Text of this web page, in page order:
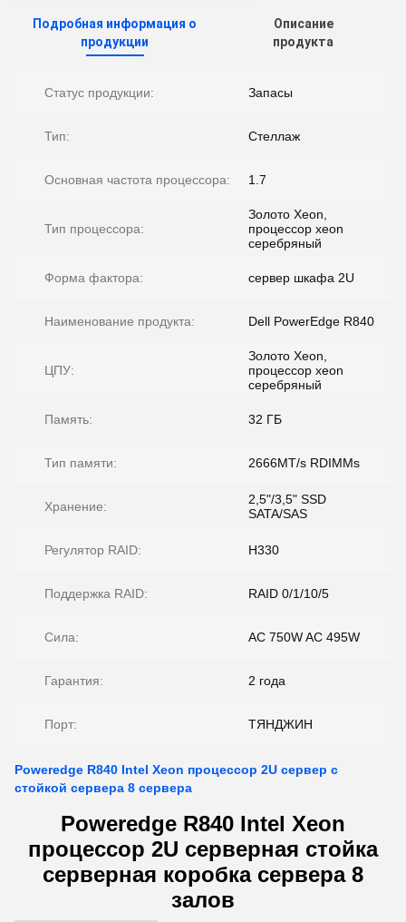
Подробная информация о
продукции
Описание
продукта
Статус продукции: Запасы
Тип: Стеллаж
Основная частота процессора: 1.7
Тип процессора:
Золото Xeon,
процессор xeon
серебряный
Форма фактора: сервер шкафа 2U
Наименование продукта: Dell PowerEdge R840
ЦПУ:
Золото Xeon,
процессор xeon
серебряный
Память: 32 ГБ
Тип памяти: 2666MT/s RDIMMs
Хранение:
2,5"/3,5" SSD
SATA/SAS
Регулятор RAID: H330
Поддержка RAID: RAID 0/1/10/5
Сила: AC 750W AC 495W
Гарантия: 2 года
Порт: ТЯНДЖИН
Poweredge R840 Intel Xeon процессор 2U сервер с
стойкой сервера 8 сервера
Poweredge R840 Intel Xeon
процессор 2U серверная стойка
серверная коробка сервера 8
залов